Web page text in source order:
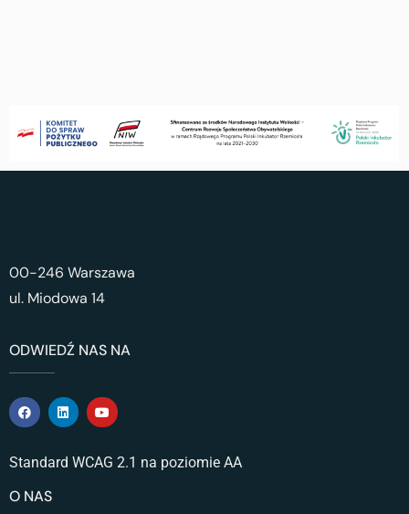
00-246 Warszawa
ul. Miodowa 14
ODWIEDŹ NAS NA
Standard WCAG 2.1 na poziomie AA
O NAS